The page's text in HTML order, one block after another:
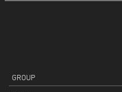
GROUP